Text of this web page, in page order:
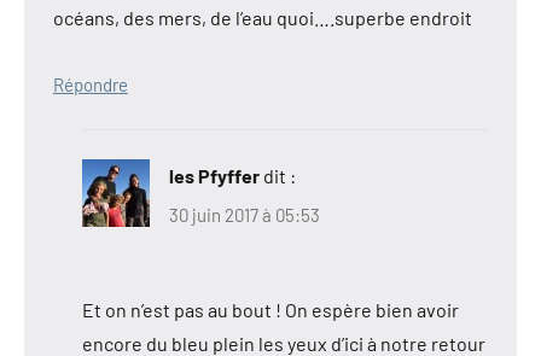
océans, des mers, de l’eau quoi….superbe endroit
Répondre
les Pfyffer dit :
30 juin 2017 à 05:53
Et on n’est pas au bout ! On espère bien avoir
encore du bleu plein les yeux d’ici à notre retour